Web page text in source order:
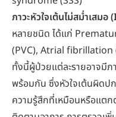
ภาวะหัวใจเต้นไม่สม่ำเส
หลายชนิด ได้แก่
(PVC), Atrial fibrillation
ทั้งนี้ผู้ป่วยแต่ละรายอาจมีภ
พร้อมกัน ซึ่งหัวใจเต้นผิดป
ความรู้สึกที่เหมือนหรือแต